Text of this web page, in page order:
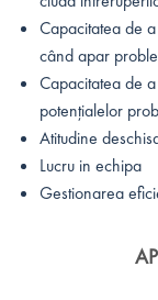
Capacitatea de
când apar
Capacitatea de
potențialelor
Atitudine
Lucru in echipa
Gestionarea